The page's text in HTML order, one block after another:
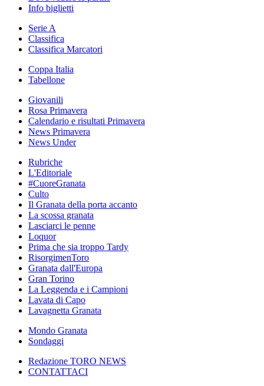
Info biglietti
Serie A
Classifica
Classifica Marcatori
Coppa Italia
Tabellone
Giovanili
Rosa Primavera
Calendario e risultati Primavera
News Primavera
News Under
Rubriche
L'Editoriale
#CuoreGranata
Culto
Il Granata della porta accanto
La scossa granata
Lasciarci le penne
Loquor
Prima che sia troppo Tardy
RisorgimenToro
Granata dall'Europa
Gran Torino
La Leggenda e i Campioni
Lavata di Capo
Lavagnetta Granata
Mondo Granata
Sondaggi
Redazione TORO NEWS
CONTATTACI